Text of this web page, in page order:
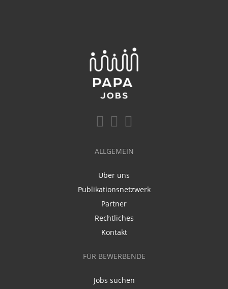
ALLGEMEIN
Über uns
Publikationsnetzwerk
Partner
Rechtliches
Kontakt
FÜR BEWERBENDE
Jobs suchen